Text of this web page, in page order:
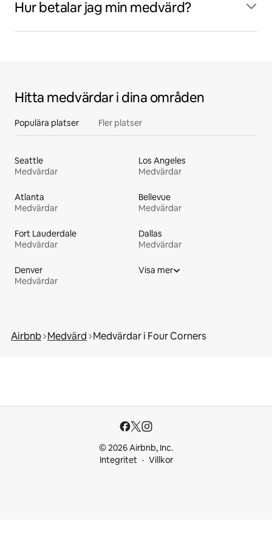
Hur betalar jag min medvärd?
Hitta medvärdar i dina områden
Populära platser Fler platser
Seattle
Medvärdar
Los Angeles
Medvärdar
Atlanta
Medvärdar
Bellevue
Medvärdar
Fort Lauderdale
Medvärdar
Dallas
Medvärdar
Denver
Medvärdar
Visa mer
Airbnb Medvärd Medvärdar i Four Corners
© 2026 Airbnb, Inc.
Integritet
Villkor